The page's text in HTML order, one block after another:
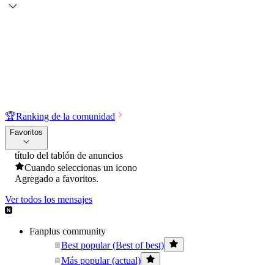
🏆Ranking de la comunidad
Favoritos
título del tablón de anuncios
Cuando seleccionas un icono
Agregado a favoritos.
Ver todos los mensajes
Fanplus community
Best popular (Best of best)
Más popular (actual)